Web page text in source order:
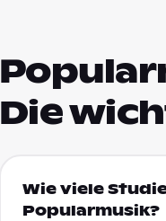
Die
Wie viele
Popularmusik?